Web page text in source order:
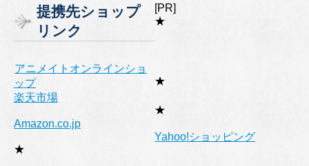
リ
ー
提携先ショップ
リンク
[PR]
★
アニメイトオンラインショ
ップ
★
楽天市場
★
Amazon.co.jp
★
Yahoo!ショッピング